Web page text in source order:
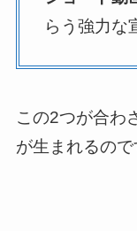
らう強力な
この2つが合わ
が生まれるので